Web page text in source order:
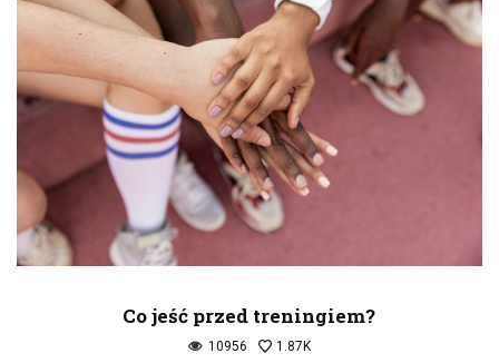
Co jeść przed treningiem?
10956 1.87K